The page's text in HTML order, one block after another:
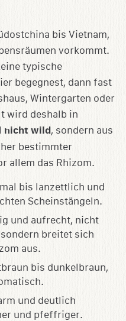
bis Vietnam,
vorkommt.
typische
begegnest, dann fast
Wintergarten oder
wird deshalb in
nicht wild, sondern aus
bestimmter
allem das Rhizom.
bis lanzettlich und
Scheinstängeln.
und aufrecht, nicht
breitet sich
aus.
bis dunkelbraun,
und deutlich
und pfeffriger.